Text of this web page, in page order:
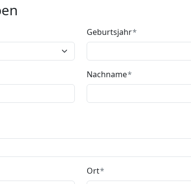
Geburtsjahr
Nachname
Ort